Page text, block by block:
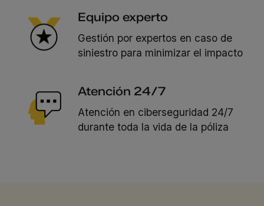
Equipo experto
Gestión por expertos en caso de
siniestro para minimizar el impacto
Atención 24/7
Atención en ciberseguridad 24/7
durante toda la vida de la póliza